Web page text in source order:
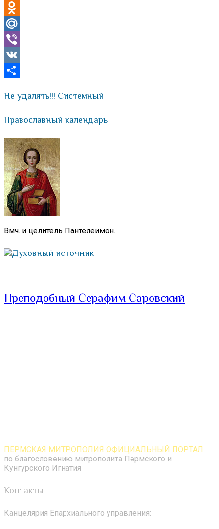
Telegram
Odnoklassniki
Mail.Ru
Viber
VK
Не удалять!!! Системный
Православный календарь
Вмч. и целитель Пантелеимон.
Духовный источник
Преподобный Серафим Саровский
ПЕРМСКАЯ МИТРОПОЛИЯ ОФИЦИАЛЬНЫЙ ПОРТАЛ
по благословению митрополита Пермского и
Кунгурского Игнатия
Контакты
Канцелярия Епархиального управления: